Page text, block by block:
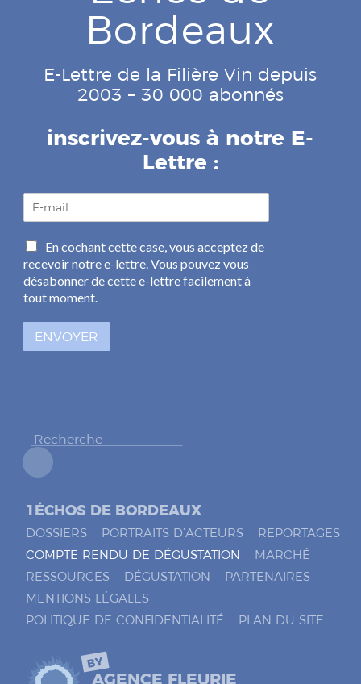
Bordeaux
E-Lettre de la Filière Vin depuis
2003 – 30 000 abonnés
inscrivez-vous à notre E-
Lettre :
a
i
l
*
C
a
s
e
à
En cochant cette case, vous acceptez de
recevoir notre e-lettre. Vous pouvez vous
désabonner de cette e-lettre facilement à
tout moment.
ENVOYER
1ÉCHOS DE BORDEAUX
DOSSIERS PORTRAITS D’ACTEURS
REPORTAGES
COMPTE RENDU DE DÉGUSTATION
MARCHÉ
RESSOURCES
DÉGUSTATION
PARTENAIRES
MENTIONS LÉGALES
POLITIQUE DE CONFIDENTIALITÉ
PLAN DU SITE
BY
AGENCE FLEURIE